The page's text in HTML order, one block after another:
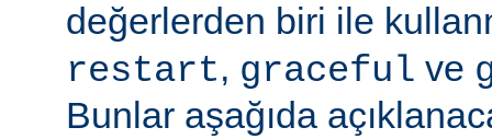
değerlerden biri ile
restart, graceful ve
Bunlar aşağıda